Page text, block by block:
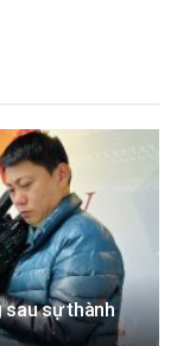
sau sự thành